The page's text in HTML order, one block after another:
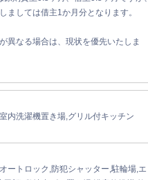
ましては借主1か月分となります。
異なる場合は、現状を優先いたしま
内洗濯機置き場,グリル付キッチン
ートロック,防犯シャッター,駐輪場,エ